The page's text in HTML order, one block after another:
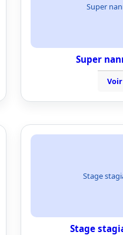
Super
Super
Stage
Stage